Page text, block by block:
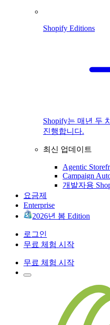
Shopify Editions
Shopify는 매년 두
진행합니다.
최신 업데이트
Agentic
Campaign
개발자용
요금제
Enterprise
2026년 봄 Edition
로그인
무료 체험 시작
무료 체험 시작